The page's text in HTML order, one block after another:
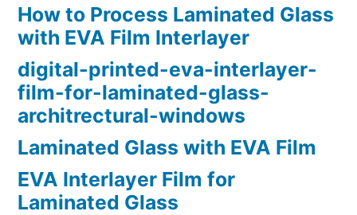
How to Process Laminated Glass
with EVA Film Interlayer
digital-printed-eva-interlayer-
film-for-laminated-glass-
architrectural-windows
Laminated Glass with EVA Film
EVA Interlayer Film for
Laminated Glass